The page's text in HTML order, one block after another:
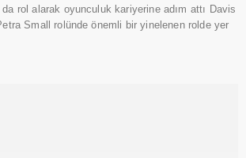
rol alarak oyunculuk kariyerine adım attı Davis
Small rolünde önemli bir yinelenen rolde yer